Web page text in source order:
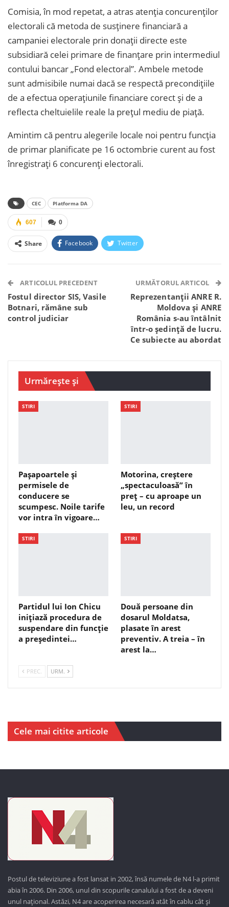
Comisia, în mod repetat, a atras atenția concurenților
electorali că metoda de susținere financiară a
campaniei electorale prin donații directe este
subsidiară celei primare de finanțare prin intermediul
contului bancar „Fond electoral”. Ambele metode
sunt admisibile numai dacă se respectă precondițiile
de a efectua operațiunile financiare corect și de a
reflecta cheltuielile reale la prețul mediu de piață.
Amintim că pentru alegerile locale noi pentru funcția
de primar planificate pe 16 octombrie curent au fost
înregistrați 6 concurenți electorali.
CEC Platforma DA
0
607
Share Facebook Twitter
Telegram WhatsApp Viber
ARTICOLUL PRECEDENT
Fostul director SIS, Vasile
Botnari, rămâne sub
control judiciar
URMĂTORUL ARTICOL
Reprezentanții ANRE R.
Moldova și ANRE
România s-au întâlnit
într-o ședință de lucru.
Ce subiecte au abordat
Urmărește și
STIRI
Pașapoartele și
permisele de
conducere se
scumpesc. Noile tarife
vor intra în vigoare…
STIRI
Motorina, creștere
„spectaculoasă” în
preț – cu aproape un
leu, un record
STIRI
Partidul lui Ion Chicu
inițiază procedura de
suspendare din funcție
a președintei…
STIRI
Două persoane din
dosarul Moldatsa,
plasate în arest
preventiv. A treia – în
arest la…
PREC. URM.
Cele mai citite articole
Postul de televiziune a fost lansat in 2002, însă numele de N4 l-a primit
abia în 2006. Din 2006, unul din scopurile canalului a fost de a deveni
unul național. Astăzi, N4 are acoperirea necesară atât în cablu cât și